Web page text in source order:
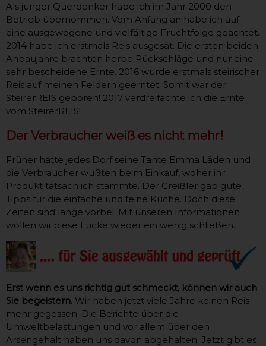
Als junger Querdenker habe ich im Jahr 2000 den
Betrieb übernommen. Vom Anfang an habe ich auf
eine ausgewogene und vielfältige Fruchtfolge geachtet.
2014 habe ich erstmals Reis ausgesät. Die ersten beiden
Anbaujahre brachten herbe Rückschläge und nur eine
sehr bescheidene Ernte. 2016 wurde erstmals steirischer
Reis auf meinen Feldern geerntet. Somit war der
SteirerREIS geboren! 2017 verdreifachte ich die Ernte
vom SteirerREIS!
Der Verbraucher weiß es nicht mehr!
Früher hatte jedes Dorf seine Tante Emma Läden und
die Verbraucher wußten beim Einkauf, woher ihr
Produkt tatsächlich stammte. Der Greißler gab gute
Tipps für die einfache und feine Küche. Doch diese
Zeiten sind lange vorbei. Mit unseren Informationen
wollen wir diese Lücke wieder ein wenig schließen.
Erst wenn es uns richtig gut schmeckt, können wir auch
Sie begeistern. Wir haben jetzt viele Jahre keinen Reis
mehr gegessen. Die Berichte über die
Umweltbelastungen und vor allem über den
Arsengehalt haben uns davon abgehalten. Jetzt gibt es